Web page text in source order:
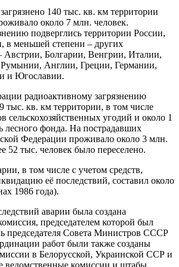
140 тыс. кв. км территории
около 7 млн. человек.
подверглись территории России,
в меньшей степени – других
Австрии, Болгарии, Венгрии, Италии,
Англии, Греции, Германии,
и Югославии.
радиоактивному загрязнению
тыс. кв. км территории, в том числе
сельскохозяйственных угодий и около 1
лесного фонда. На пострадавших
Федерации проживало около 3 млн.
52 тыс. человек было переселено.
в том числе с учетом средств,
её последствий, составил около
1986 года).
аварии была создана
председателем которой был
председателя Совета Министров СССР
работ были также созданы
в Белорусской, Украинской ССР и
комиссии и штабы.